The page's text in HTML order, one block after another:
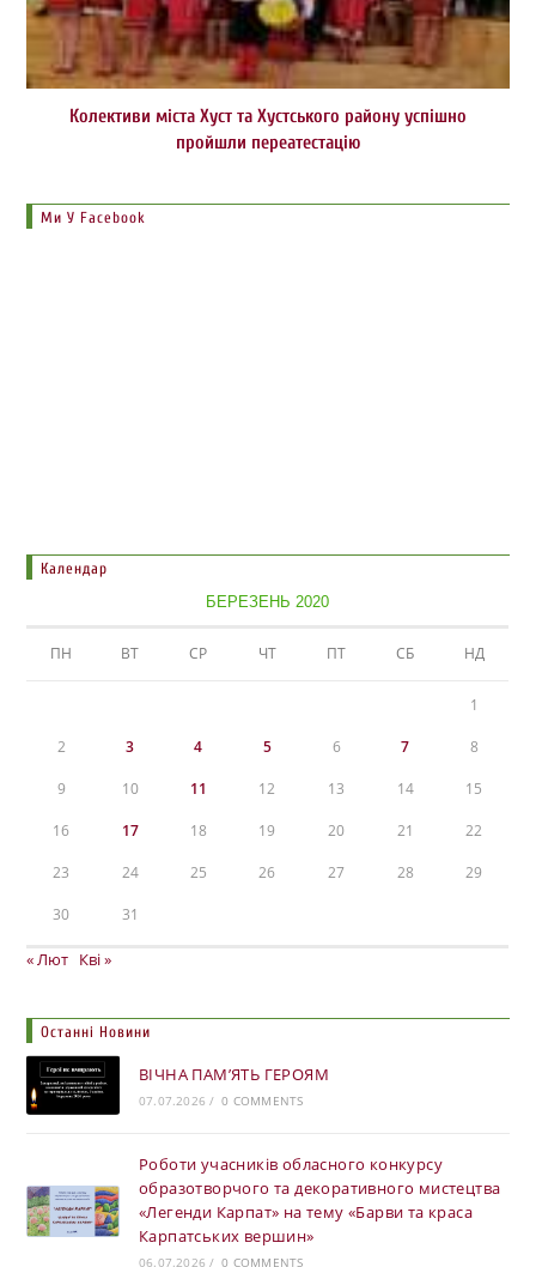
Колективи міста Хуст та Хустського району успішно
пройшли переатестацію
Ми У Facebook
Календар
БЕРЕЗЕНЬ 2020
ПН ВТ СР ЧТ ПТ СБ НД
1
2 3 4 5 6 7 8
9 10 11 12 13 14 15
16 17 18 19 20 21 22
23 24 25 26 27 28 29
30 31
« Лют Кві »
Останні Новини
ВІЧНА ПАМ’ЯТЬ ГЕРОЯМ
07.07.2026 / 0 COMMENTS
Роботи учасників обласного конкурсу
образотворчого та декоративного мистецтва
«Легенди Карпат» на тему «Барви та краса
Карпатських вершин»
06.07.2026 / 0 COMMENTS